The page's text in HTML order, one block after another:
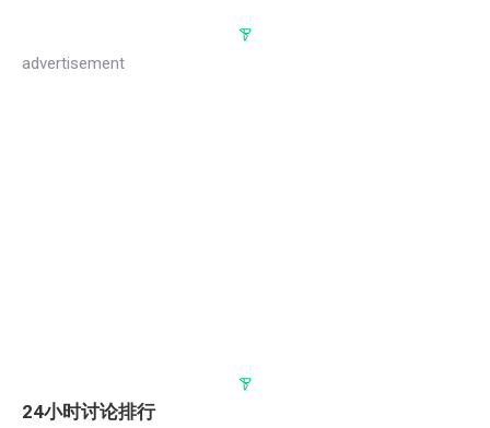
advertisement
24小时讨论排行